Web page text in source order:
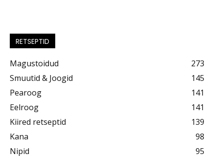
RETSEPTID
Magustoidud
273
Smuutid & Joogid
145
Pearoog
141
Eelroog
141
Kiired retseptid
139
Kana
98
Nipid
95